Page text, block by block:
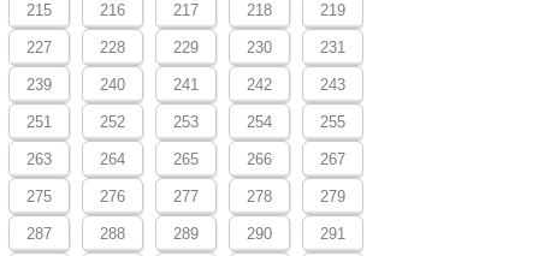
215 216 217 218 219
227 228 229 230 231
239 240 241 242 243
251 252 253 254 255
263 264 265 266 267
275 276 277 278 279
287 288 289 290 291